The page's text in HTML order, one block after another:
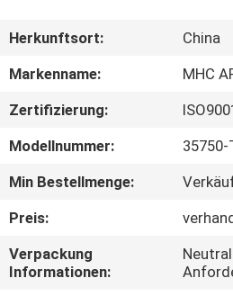
UNS
AUSFLUG
KONTAKTIERE
UNS
Herkunftsort:
China
Markenname:
MHC
Zertifizierung:
Modellnummer:
35750-
Min Bestellmenge:
Preis:
Verpackung
Informationen: